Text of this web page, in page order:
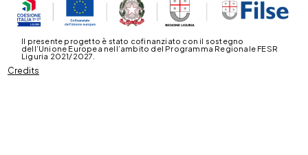
Il presente progetto è stato cofinanziato con il sostegno
dell’Unione Europea nell’ambito del Programma Regionale FESR
Liguria 2021/2027.
Credits